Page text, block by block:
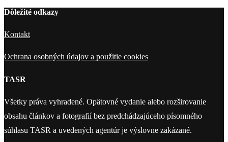
Dôležité odkazy
Kontakt
Ochrana osobných údajov a použitie cookies
TASR
Všetky práva vyhradené. Opätovné vydanie alebo rozširovanie
obsahu článkov a fotografií bez predchádzajúceho písomného
súhlasu TASR a uvedených agentúr je výslovne zakázané.